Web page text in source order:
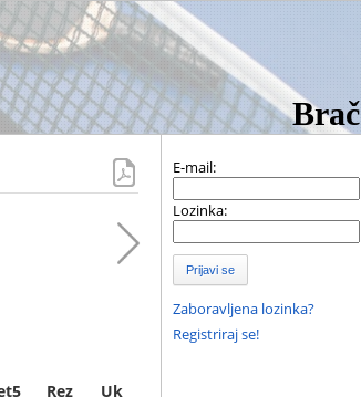
Brač
Rez Uk
E-mail:
Lozinka:
Prijavi se
Zaboravljena lozinka?
Registriraj se!